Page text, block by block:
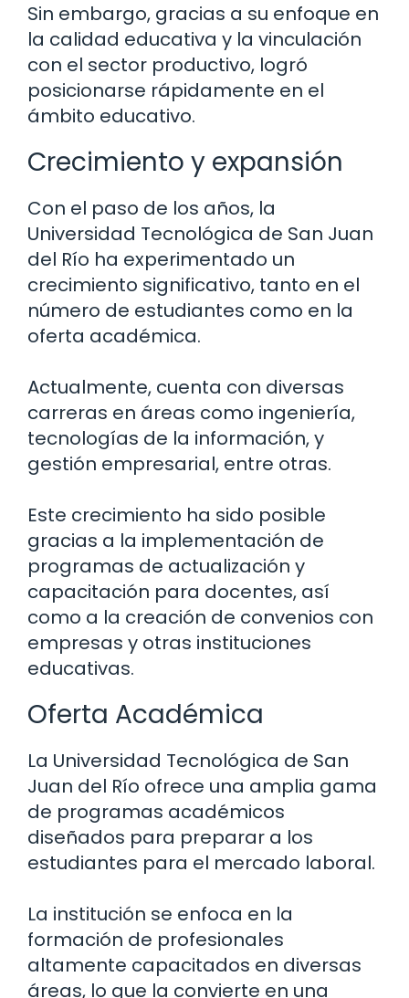
Sin embargo, gracias a su enfoque en
la calidad educativa y la vinculación
con el sector productivo, logró
posicionarse rápidamente en el
ámbito educativo.
Crecimiento y expansión
Con el paso de los años, la
Universidad Tecnológica de San Juan
del Río ha experimentado un
crecimiento significativo, tanto en el
número de estudiantes como en la
oferta académica.
Actualmente, cuenta con diversas
carreras en áreas como ingeniería,
tecnologías de la información, y
gestión empresarial, entre otras.
Este crecimiento ha sido posible
gracias a la implementación de
programas de actualización y
capacitación para docentes, así
como a la creación de convenios con
empresas y otras instituciones
educativas.
Oferta Académica
La Universidad Tecnológica de San
Juan del Río ofrece una amplia gama
de programas académicos
diseñados para preparar a los
estudiantes para el mercado laboral.
La institución se enfoca en la
formación de profesionales
altamente capacitados en diversas
áreas, lo que la convierte en una